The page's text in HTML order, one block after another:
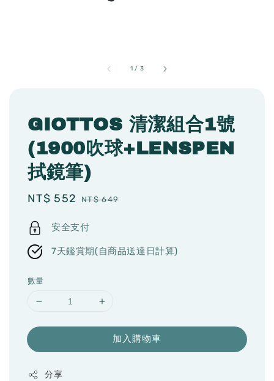
1 / 3
GIOTTOS 清潔組合1號
(1900吹球+LENSPEN
拭鏡筆)
Sale
NT$ 552 Regular
NT$ 649
安全支付
7天鑑賞期(自商品送達日計算)
數量
加入購物車
分享